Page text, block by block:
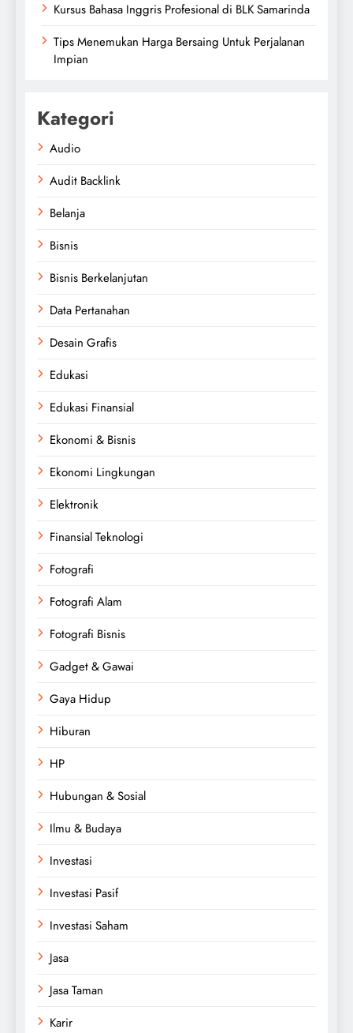
Kursus Bahasa Inggris Profesional di BLK Samarinda
Tips Menemukan Harga Bersaing Untuk Perjalanan
Impian
Kategori
Audio
Audit Backlink
Belanja
Bisnis
Bisnis Berkelanjutan
Data Pertanahan
Desain Grafis
Edukasi
Edukasi Finansial
Ekonomi & Bisnis
Ekonomi Lingkungan
Elektronik
Finansial Teknologi
Fotografi
Fotografi Alam
Fotografi Bisnis
Gadget & Gawai
Gaya Hidup
Hiburan
HP
Hubungan & Sosial
Ilmu & Budaya
Investasi
Investasi Pasif
Investasi Saham
Jasa
Jasa Taman
Karir